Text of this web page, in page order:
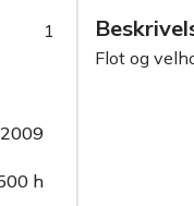
1
2009
h
Flot og